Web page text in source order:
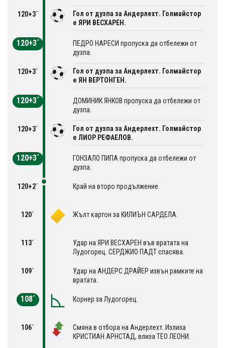
120+3´
Гол от дузпа за Андерлехт. Голмайстор
е ЯРИ ВЕСХАРЕН.
120+3´
ПЕДРО НАРЕСИ пропуска да отбележи от
дузпа.
120+3´
Гол от дузпа за Андерлехт. Голмайстор
е ЯН ВЕРТОНГЕН.
120+3´
ДОМИНИК ЯНКОВ пропуска да отбележи от
дузпа.
120+3´
Гол от дузпа за Андерлехт. Голмайстор
е ЛИОР РЕФАЕЛОВ.
120+3´
ГОНЗАЛО ПИПА пропуска да отбележи от
дузпа.
120+2´ Край на второ продължение.
120´ Жълт картон за КИЛИЪН САРДЕЛА.
113´
Удар на ЯРИ ВЕСХАРЕН във вратата на
Лудогорец. СЕРДЖИО ПАДТ спасява.
109´
Удар на АНДЕРС ДРАЙЕР извън рамките на
вратата.
108´ Корнер за Лудогорец.
106´
Смяна в отбора на Андерлехт. Излиза
КРИСТИАН АРНСТАД, влиза ТЕО ЛЕОНИ.